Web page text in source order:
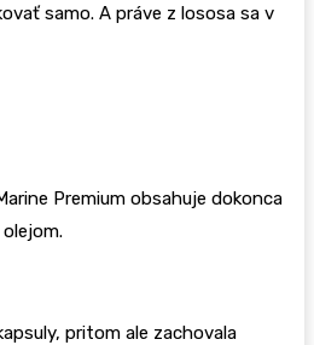
samo. A práve z lososa sa v
Premium obsahuje dokonca
pritom ale zachovala